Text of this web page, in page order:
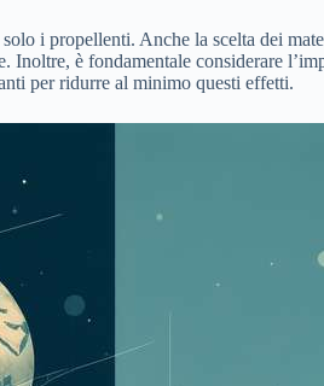
i propellenti. Anche la scelta dei
Inoltre, è fondamentale considerare
per ridurre al minimo questi effetti.